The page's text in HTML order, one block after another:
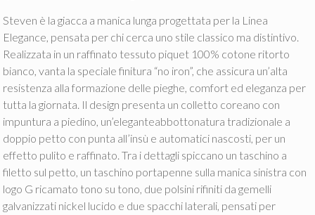
Steven è la giacca a manica lunga progettata per la Linea
Elegance, pensata per chi cerca uno stile classico ma distintivo.
Realizzata in un raffinato tessuto piquet 100% cotone ritorto
bianco, vanta la speciale finitura “no iron”, che assicura un’alta
resistenza alla formazione delle pieghe, comfort ed eleganza per
tutta la giornata. Il design presenta un colletto coreano con
impuntura a piedino, un’eleganteabbottonatura tradizionale a
doppio petto con punta all’insù e automatici nascosti, per un
effetto pulito e raffinato. Tra i dettagli spiccano un taschino a
filetto sul petto, un taschino portapenne sulla manica sinistra con
logo G ricamato tono su tono, due polsini rifiniti da gemelli
galvanizzati nickel lucido e due spacchi laterali, pensati per